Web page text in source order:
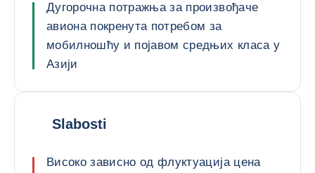
Дугорочна потражња за произвођаче
авиона покренута потребом за
мобилношћу и појавом средњих класа у
Азији
Slabosti
Високо зависно од флуктуација цена